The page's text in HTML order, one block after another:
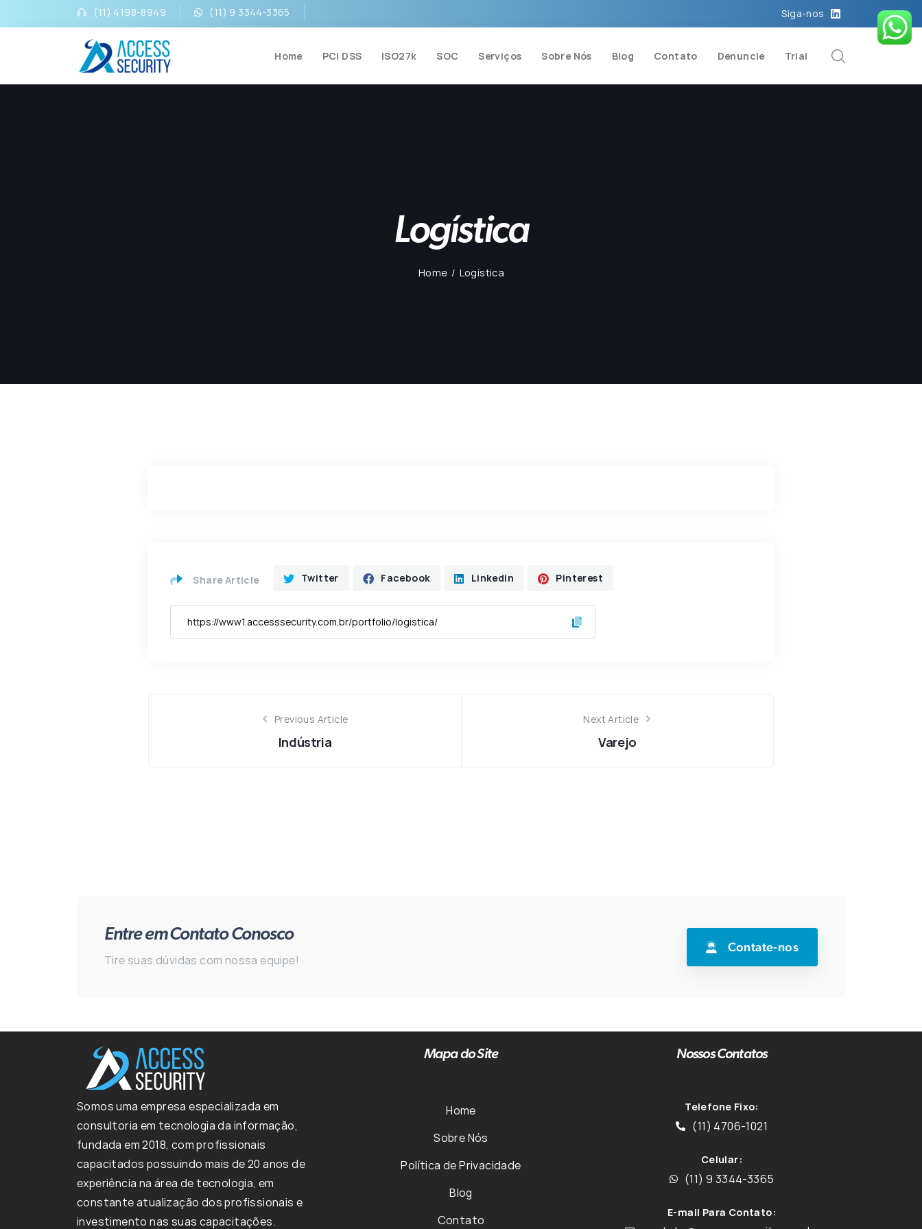
(11) 4198-8949 (11) 9 3344-3365 Siga-nos
Home PCI DSS ISO27k SOC Serviços Sobre Nós Blog Contato Denuncie Trial
Logística
Home Logística
Share Article Twitter Facebook Linkedin Pinterest
Previous Article
Indústria
Next Article
Varejo
Entre em Contato Conosco
Tire suas dúvidas com nossa equipe!
Contate-nos
Mapa do Site Nossos Contatos
Somos uma empresa especializada em
consultoria em tecnologia da informação,
fundada em 2018, com profissionais
capacitados possuindo mais de 20 anos de
experiência na área de tecnologia, em
constante atualização dos profissionais e
investimento nas suas capacitações.
Home
Sobre Nós
Política de Privacidade
Blog
Contato
Telefone Fixo:
(11) 4706-1021
Celular:
(11) 9 3344-3365
E-mail Para Contato: